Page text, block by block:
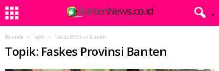
Beranda Topik Faskes Provinsi Banten
Topik: Faskes Provinsi Banten